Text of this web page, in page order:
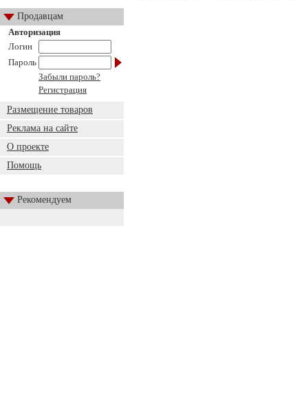
Продавцам
Авторизация
Логин
Пароль
Забыли пароль?
Регистрация
Размещение товаров
Реклама на сайте
О проекте
Помощь
Рекомендуем